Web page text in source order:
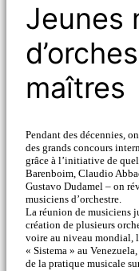
Jeunes
maîtres
Pendant des décennies,
des grands concours
grâce à l’initiative de
Barenboim, Claudio
Gustavo Dudamel – on
musiciens d’orchestre.
La réunion de musiciens
création de plusieurs
voire au niveau mondial,
« Sistema » au
de la pratique musicale